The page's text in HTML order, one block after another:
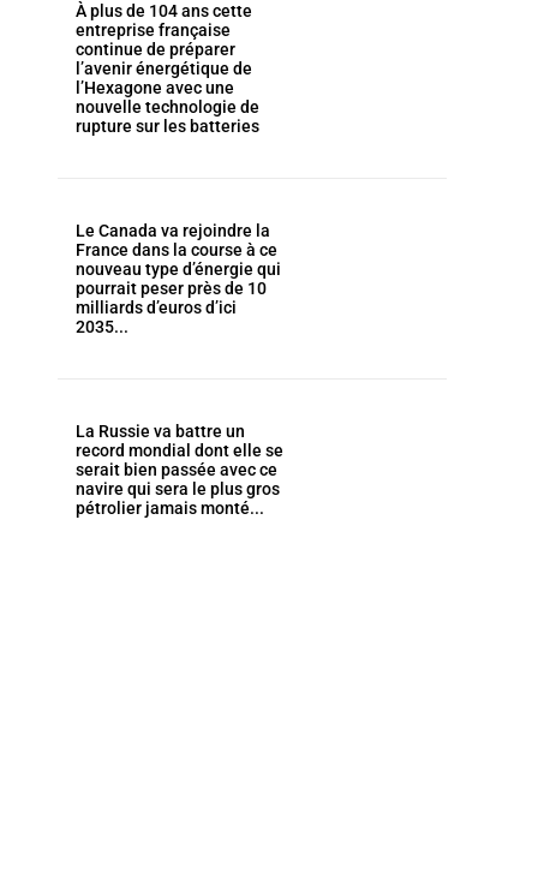
À plus de 104 ans cette
entreprise française
continue de préparer
l’avenir énergétique de
l’Hexagone avec une
nouvelle technologie de
rupture sur les batteries
Le Canada va rejoindre la
France dans la course à ce
nouveau type d’énergie qui
pourrait peser près de 10
milliards d’euros d’ici
2035...
La Russie va battre un
record mondial dont elle se
serait bien passée avec ce
navire qui sera le plus gros
pétrolier jamais monté...